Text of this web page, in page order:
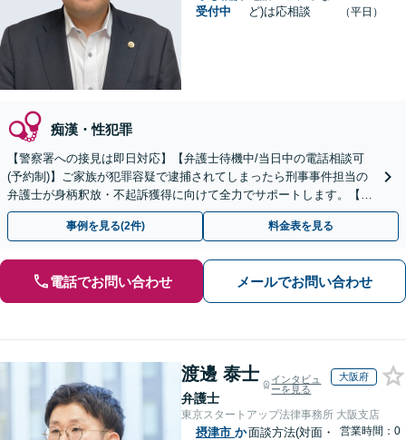
受付中
ど)は応相談
（平日）
痴漢・性犯罪
【警察署への接見は即日対応】【弁護士待機中/当日中の電話相談可
(予約制)】ご家族が犯罪容疑で逮捕されてしまったら刑事事件担当の
弁護士が身柄釈放・不起訴獲得に向けて全力でサポートします。【毎
月100名以上の相談実績】【関西エリア全域対応】
事例を見る(2件) 料金表を見る
電話でお問い合わせ メールでお問い合わせ
渡邊 泰士
弁護士
インタビュ
ーを見る
大阪府
東京スタートアップ法律事務所 大阪支店
摂津市 か面談方法(対面・
営業時間：0